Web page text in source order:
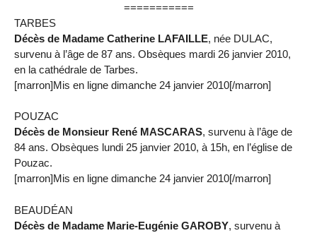
===========
TARBES
Décès de Madame Catherine LAFAILLE, née DULAC,
survenu à l’âge de 87 ans. Obsèques mardi 26 janvier 2010,
en la cathédrale de Tarbes.
[marron]Mis en ligne dimanche 24 janvier 2010[/marron]
POUZAC
Décès de Monsieur René MASCARAS, survenu à l’âge de
84 ans. Obsèques lundi 25 janvier 2010, à 15h, en l’église de
Pouzac.
[marron]Mis en ligne dimanche 24 janvier 2010[/marron]
BEAUDÉAN
Décès de Madame Marie-Eugénie GAROBY, survenu à